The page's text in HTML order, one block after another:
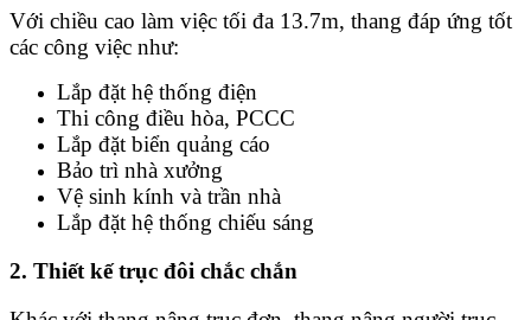
Với chiều cao làm việc tối đa 13.7m, thang đáp ứng tốt
các công việc như:
Lắp đặt hệ thống điện
Thi công điều hòa, PCCC
Lắp đặt biển quảng cáo
Bảo trì nhà xưởng
Vệ sinh kính và trần nhà
Lắp đặt hệ thống chiếu sáng
2. Thiết kế trục đôi chắc chắn